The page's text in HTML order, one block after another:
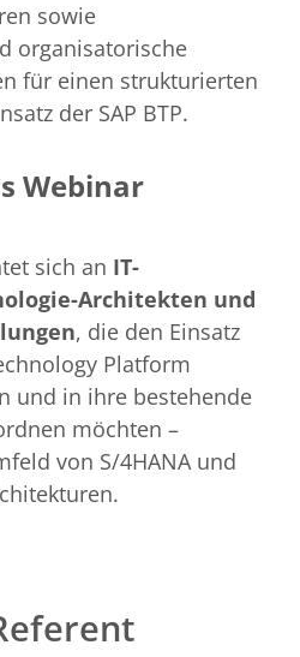
sowie
organisatorische
für einen strukturierten
der SAP BTP.
Webinar
sich an IT-
Architekten und
, die den Einsatz
Platform
und in ihre bestehende
möchten –
von S/4HANA und